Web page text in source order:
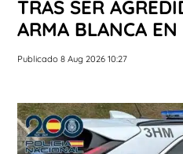
TRAS SER
ARMA BLANCA
Publicado 8 Aug 2026 10:27